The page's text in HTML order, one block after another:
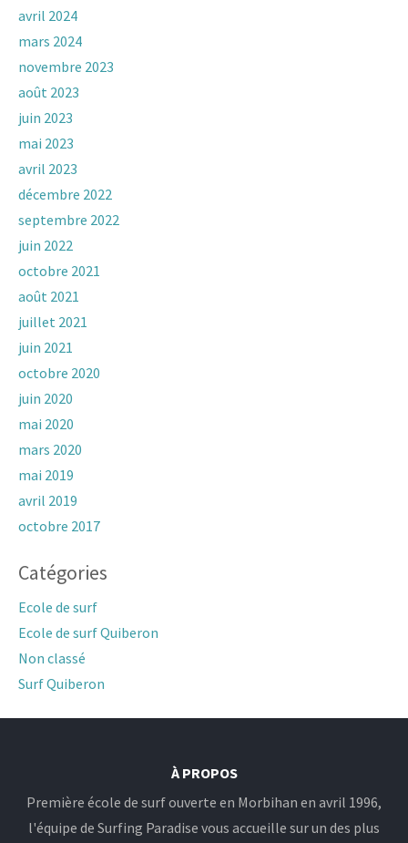
avril 2024
mars 2024
novembre 2023
août 2023
juin 2023
mai 2023
avril 2023
décembre 2022
septembre 2022
juin 2022
octobre 2021
août 2021
juillet 2021
juin 2021
octobre 2020
juin 2020
mai 2020
mars 2020
mai 2019
avril 2019
octobre 2017
Catégories
Ecole de surf
Ecole de surf Quiberon
Non classé
Surf Quiberon
À PROPOS
Première école de surf ouverte en Morbihan en avril 1996,
l'équipe de Surfing Paradise vous accueille sur un des plus